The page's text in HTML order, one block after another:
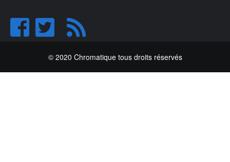
© 2020 Chromatique tous droits réservés